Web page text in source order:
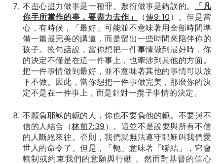
不盡心盡力做事是一種罪。敷衍做事是錯誤的。
「凡
你手所當作的事，要盡力去作」
（傳9:10 ）。但是當
心，有時候，「最好」可能並不意味著用全部時間準
備一篇最完美的講道，而是留出一些時間來陪伴你的
孩子。換句話說，當你想把一件事情做到最好時，你
的決定不僅是在這一件事上，也牽涉到其他的方面。
把一件事情做到最好，並不意味著其他的事情可以放
下不做。因此，當你想把一件事做完美，那麼你的決
定不是在一件事上，而是針對一攬子事情的決定。
不願負耶穌的軛的人，你也不要負他的軛。不要與不
信的人結合（林前7:39 ）。這並不是說要與所有不信
的人斷絕來往。否則，我們就無法遵守耶穌叫我們愛
世人的命令了。但是，「軛」意味著「聯結」，它會
轄制或約束我們的意願與行動 。然而對基督的信心